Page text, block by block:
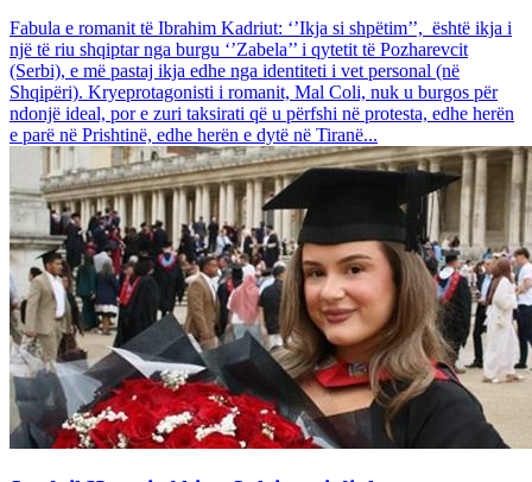
Fabula e romanit të Ibrahim Kadriut: ‘’Ikja si shpëtim’’, është ikja i
një të riu shqiptar nga burgu ‘’Zabela’’ i qytetit të Pozharevcit
(Serbi), e më pastaj ikja edhe nga identiteti i vet personal (në
Shqipëri). Kryeprotagonisti i romanit, Mal Coli, nuk u burgos për
ndonjë ideal, por e zuri taksirati që u përfshi në protesta, edhe herën
e parë në Prishtinë, edhe herën e dytë në Tiranë...